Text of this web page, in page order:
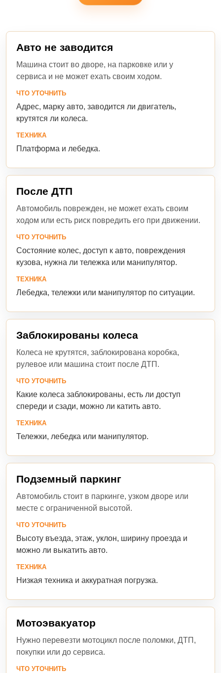
Авто не заводится
Машина стоит во дворе, на парковке или у
сервиса и не может ехать своим ходом.
ЧТО УТОЧНИТЬ
Адрес, марку авто, заводится ли двигатель,
крутятся ли колеса.
ТЕХНИКА
Платформа и лебедка.
После ДТП
Автомобиль поврежден, не может ехать своим
ходом или есть риск повредить его при движении.
ЧТО УТОЧНИТЬ
Состояние колес, доступ к авто, повреждения
кузова, нужна ли тележка или манипулятор.
ТЕХНИКА
Лебедка, тележки или манипулятор по ситуации.
Заблокированы колеса
Колеса не крутятся, заблокирована коробка,
рулевое или машина стоит после ДТП.
ЧТО УТОЧНИТЬ
Какие колеса заблокированы, есть ли доступ
спереди и сзади, можно ли катить авто.
ТЕХНИКА
Тележки, лебедка или манипулятор.
Подземный паркинг
Автомобиль стоит в паркинге, узком дворе или
месте с ограниченной высотой.
ЧТО УТОЧНИТЬ
Высоту въезда, этаж, уклон, ширину проезда и
можно ли выкатить авто.
ТЕХНИКА
Низкая техника и аккуратная погрузка.
Мотоэвакуатор
Нужно перевезти мотоцикл после поломки, ДТП,
покупки или до сервиса.
ЧТО УТОЧНИТЬ